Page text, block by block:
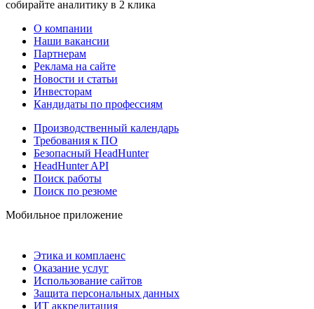
собирайте аналитику в 2 клика
О компании
Наши вакансии
Партнерам
Реклама на сайте
Новости и статьи
Инвесторам
Кандидаты по профессиям
Производственный календарь
Требования к ПО
Безопасный HeadHunter
HeadHunter API
Поиск работы
Поиск по резюме
Мобильное приложение
Этика и комплаенс
Оказание услуг
Использование сайтов
Защита персональных данных
ИТ аккредитация